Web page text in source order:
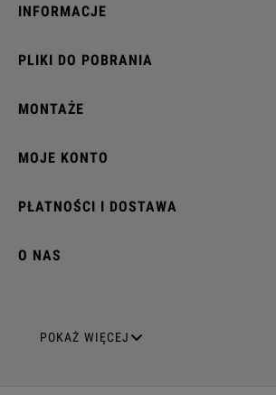
INFORMACJE
PLIKI DO POBRANIA
MONTAŻE
MOJE KONTO
PŁATNOŚCI I DOSTAWA
O NAS
GNIAZDA ELEKTRYCZNE
POKAŻ WIĘCEJ